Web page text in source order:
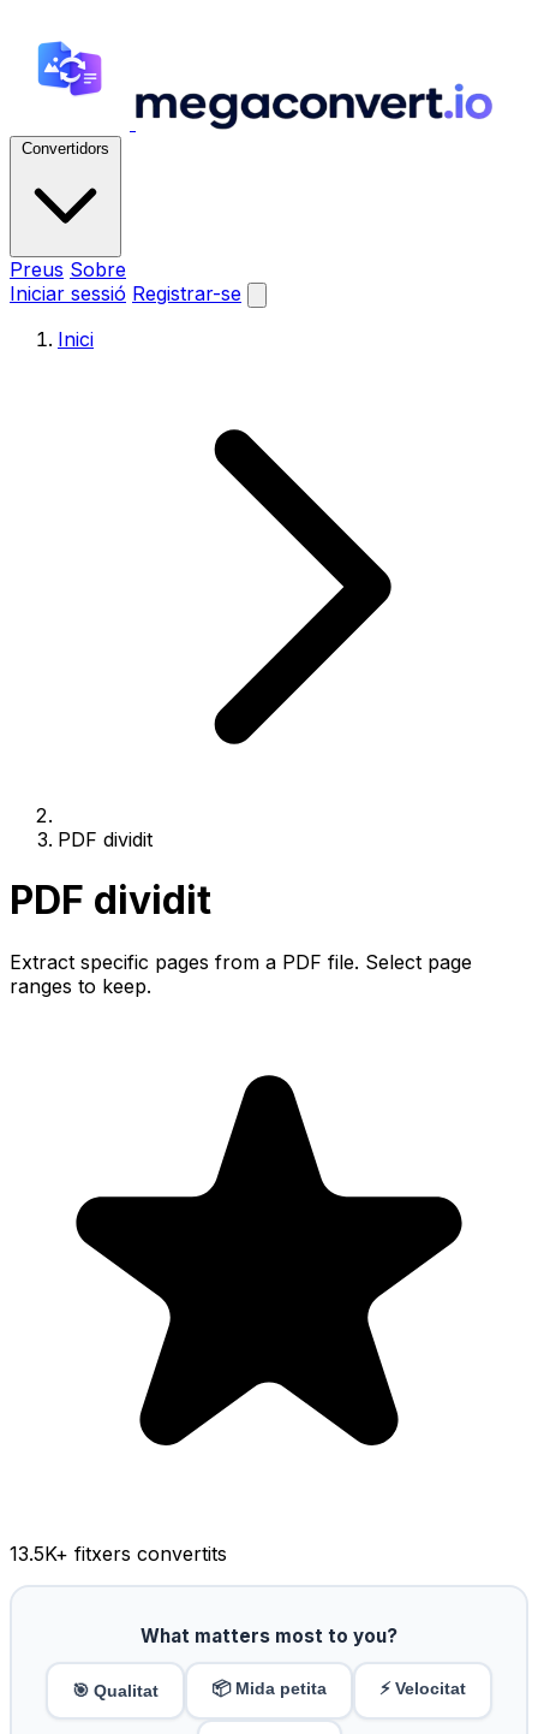
Convertidors
Preus Sobre
Iniciar sessió Registrar-se
Inici
PDF dividit
PDF dividit
Extract specific pages from a PDF file. Select page
ranges to keep.
13.5K+ fitxers convertits
What matters most to you?
🎯 Qualitat 📦 Mida petita ⚡ Velocitat